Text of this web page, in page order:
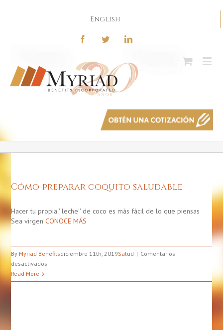
English
Cómo preparar coquito saludable
Hacer tu propia ''leche'' de coco es más fácil de lo que piensas
Sea virgenCONOCE MÁS
By Myriad Benefitsdiciembre 11th, 2019Salud
Comentarios
desactivados
preparar
Read More